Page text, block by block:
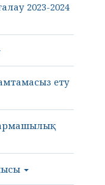
2023-2024
ету